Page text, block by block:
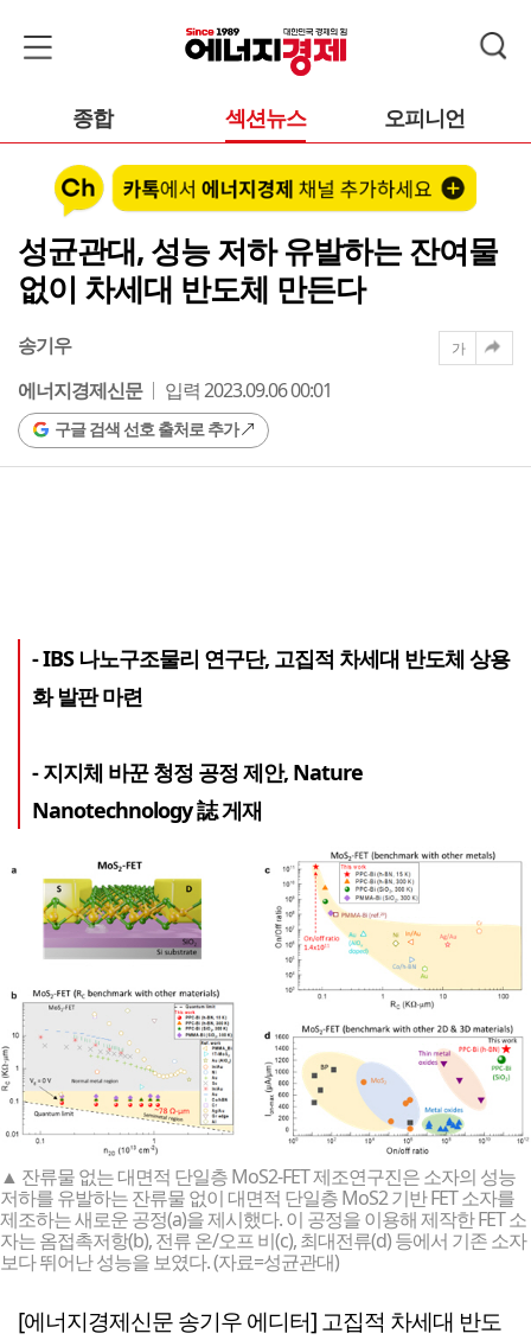
종합 섹션뉴스 오피니언
성균관대, 성능 저하 유발하는 잔여물
없이 차세대 반도체 만든다
송기우
에너지경제신문
입력 2023.09.06 00:01
구글 검색 선호 출처로 추가
가
- IBS 나노구조물리 연구단, 고집적 차세대 반도체 상용
화 발판 마련
- 지지체 바꾼 청정 공정 제안, Nature
Nanotechnology 誌 게재
▲ 잔류물 없는 대면적 단일층 MoS2-FET 제조연구진은 소자의 성능
저하를 유발하는 잔류물 없이 대면적 단일층 MoS2 기반 FET 소자를
제조하는 새로운 공정(a)을 제시했다. 이 공정을 이용해 제작한 FET 소
자는 옴접촉저항(b), 전류 온/오프 비(c), 최대전류(d) 등에서 기존 소자
보다 뛰어난 성능을 보였다. (자료=성균관대)
[에너지경제신문 송기우 에디터] 고집적 차세대 반도